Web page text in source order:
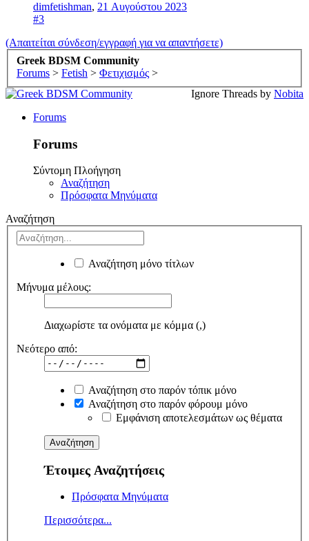
dimfetishman, 21 Αυγούστου 2023
#3
(Απαιτείται σύνδεση/εγγραφή για να απαντήσετε)
Greek BDSM Community
Forums > Fetish > Φετιχισμός >
Ignore Threads by Nobita
Forums
Forums
Σύντομη Πλοήγηση
Αναζήτηση
Πρόσφατα Μηνύματα
Αναζήτηση
Αναζήτηση μόνο τίτλων
Μήνυμα μέλους:
Διαχωρίστε τα ονόματα με κόμμα (,)
Νεότερο από:
Αναζήτηση στο παρόν τόπικ μόνο
Αναζήτηση στο παρόν φόρουμ μόνο
Εμφάνιση αποτελεσμάτων ως θέματα
Έτοιμες Αναζητήσεις
Πρόσφατα Μηνύματα
Περισσότερα...